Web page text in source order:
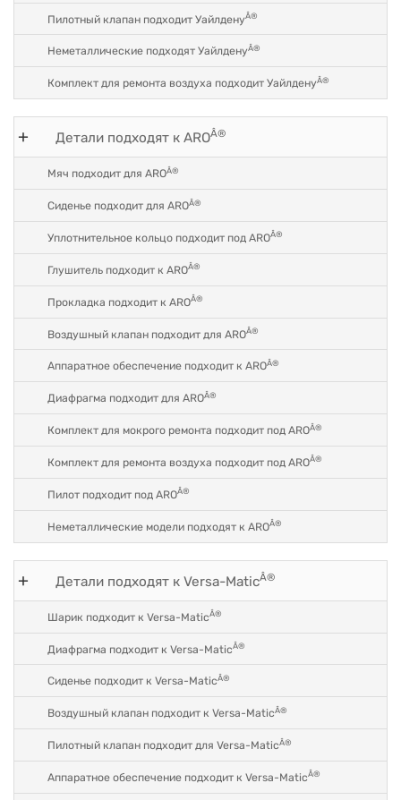
Пилотный клапан подходит УайлденуÂ®
Неметаллические подходят УайлденуÂ®
Комплект для ремонта воздуха подходит УайлденуÂ®
Детали подходят к AROÂ®
Мяч подходит для AROÂ®
Сиденье подходит для AROÂ®
Уплотнительное кольцо подходит под AROÂ®
Глушитель подходит к AROÂ®
Прокладка подходит к AROÂ®
Воздушный клапан подходит для AROÂ®
Аппаратное обеспечение подходит к AROÂ®
Диафрагма подходит для AROÂ®
Комплект для мокрого ремонта подходит под AROÂ®
Комплект для ремонта воздуха подходит под AROÂ®
Пилот подходит под AROÂ®
Неметаллические модели подходят к AROÂ®
Детали подходят к Versa-MaticÂ®
Шарик подходит к Versa-MaticÂ®
Диафрагма подходит к Versa-MaticÂ®
Сиденье подходит к Versa-MaticÂ®
Воздушный клапан подходит к Versa-MaticÂ®
Пилотный клапан подходит для Versa-MaticÂ®
Аппаратное обеспечение подходит к Versa-MaticÂ®